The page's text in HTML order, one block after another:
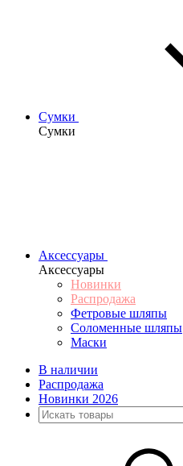
Сумки
Сумки
Аксессуары
Аксессуары
Новинки
Распродажа
Фетровые шляпы
Соломенные шляпы
Маски
В наличии
Распродажа
Новинки 2026